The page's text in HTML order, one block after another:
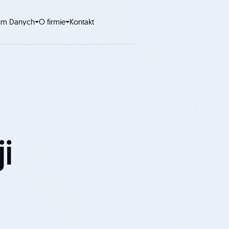
Danych O firmie Kontakt